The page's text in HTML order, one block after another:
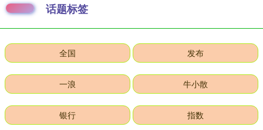
话题标签
全国 发布
一浪 牛小散
银行 指数